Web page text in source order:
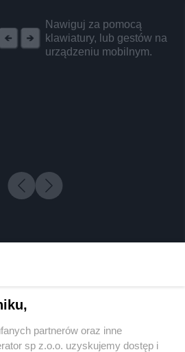
Nawiguj za pomocą
klawiatury, lub gestów na
urządzeniu mobilnym.
partnerów oraz inne
sp z.o.o. uzyskujemy dostęp i